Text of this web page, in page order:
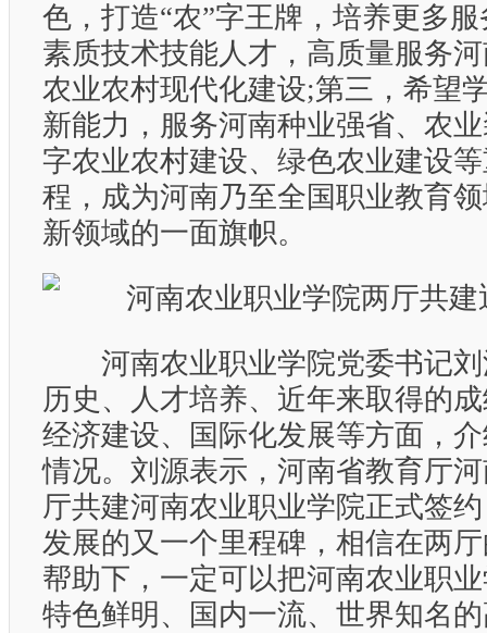
色，打造“农”字王牌，培养更多
素质技术技能人才，高质量服务
农业农村现代化建设;第三，希望
新能力，服务河南种业强省、农
字农业农村建设、绿色农业建设
程，成为河南乃至全国职业教育
新领域的一面旗帜。
河南农业职业学院党委书记刘
历史、人才培养、近年来取得的
经济建设、国际化发展等方面，
情况。刘源表示，河南省教育厅
厅共建河南农业职业学院正式签
发展的又一个里程碑，相信在两
帮助下，一定可以把河南农业职
特色鲜明、国内一流、世界知名